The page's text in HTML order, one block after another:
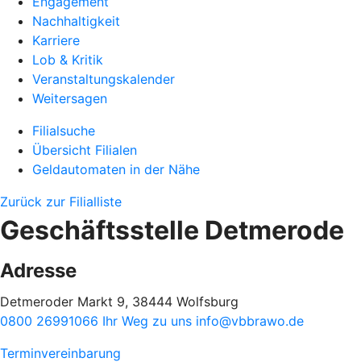
Nachhaltigkeit
Karriere
Lob & Kritik
Veranstaltungskalender
Weitersagen
Filialsuche
Übersicht Filialen
Geldautomaten in der Nähe
Zurück zur Filialliste
Geschäftsstelle Detmerode
Adresse
Detmeroder Markt 9, 38444 Wolfsburg
0800 26991066 Ihr Weg zu uns info@vbbrawo.de
Terminvereinbarung